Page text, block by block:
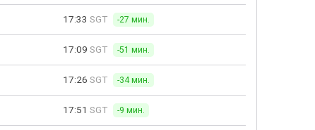
17:33 SGT -27 мин.
17:09 SGT -51 мин.
17:26 SGT -34 мин.
17:51 SGT -9 мин.